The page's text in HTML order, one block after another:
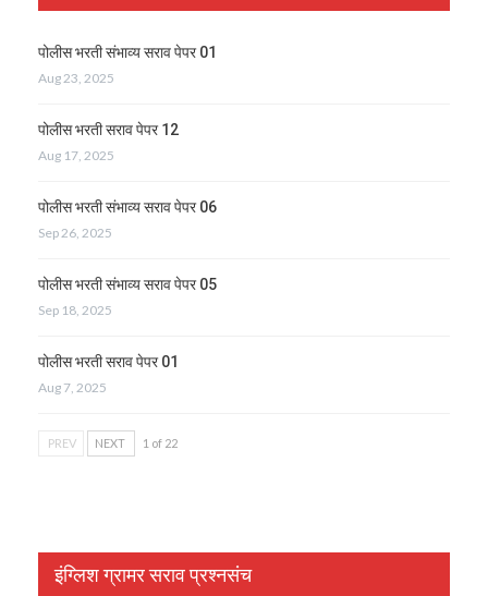
पोलीस भरती संभाव्य सराव पेपर 01
Aug 23, 2025
पोलीस भरती सराव पेपर 12
Aug 17, 2025
पोलीस भरती संभाव्य सराव पेपर 06
Sep 26, 2025
पोलीस भरती संभाव्य सराव पेपर 05
Sep 18, 2025
पोलीस भरती सराव पेपर 01
Aug 7, 2025
PREV NEXT 1 of 22
इंग्लिश ग्रामर सराव प्रश्नसंच